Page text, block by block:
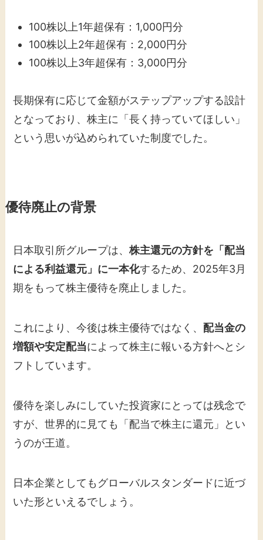
100株以上1年超保有：1,000円分
100株以上2年超保有：2,000円分
100株以上3年超保有：3,000円分
長期保有に応じて金額がステップアップする設計
となっており、株主に「長く持っていてほしい」
という思いが込められていた制度でした。
優待廃止の背景
日本取引所グループは、株主還元の方針を「配当
による利益還元」に一本化するため、2025年3月
期をもって株主優待を廃止しました。
これにより、今後は株主優待ではなく、配当金の
増額や安定配当によって株主に報いる方針へとシ
フトしています。
優待を楽しみにしていた投資家にとっては残念で
すが、世界的に見ても「配当で株主に還元」とい
うのが王道。
日本企業としてもグローバルスタンダードに近づ
いた形といえるでしょう。